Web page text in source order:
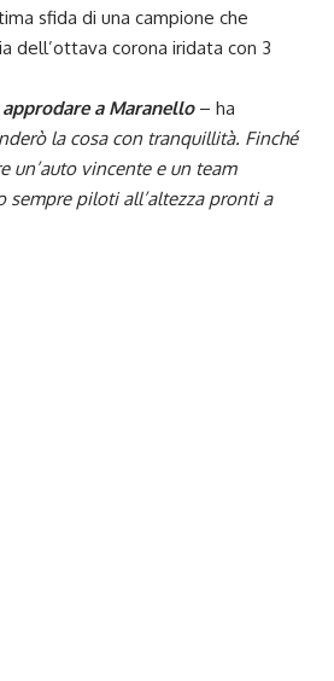
sfida di una campione che
dell’ottava corona iridata con 3
a Maranello– ha
la cosa con tranquillità. Finché
un’auto vincente e un team
sempre piloti all’altezza pronti a